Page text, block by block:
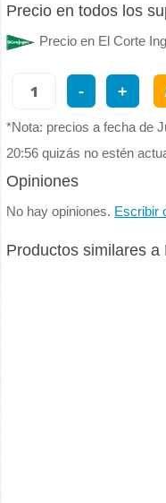
Precio en todos los
Precio en El Corte
- +
*Nota: precios a fecha de
20:56 quizás no estén
Opiniones
No hay opiniones. Escribir
Productos similares